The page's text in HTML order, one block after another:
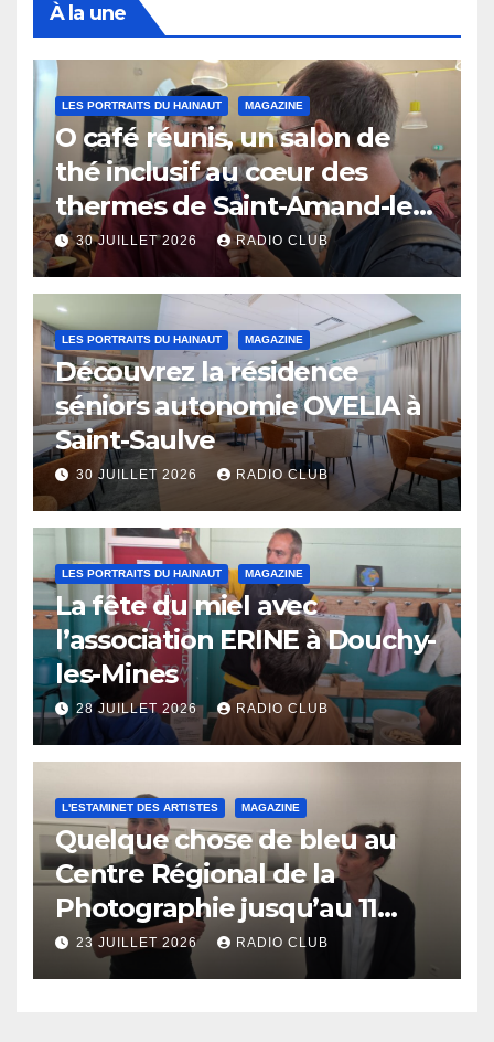
À la une
LES PORTRAITS DU HAINAUT MAGAZINE
O café réunis, un salon de
thé inclusif au cœur des
thermes de Saint-Amand-les-
Eaux
30 JUILLET 2026 RADIO CLUB
LES PORTRAITS DU HAINAUT MAGAZINE
Découvrez la résidence
séniors autonomie OVELIA à
Saint-Saulve
30 JUILLET 2026 RADIO CLUB
LES PORTRAITS DU HAINAUT MAGAZINE
La fête du miel avec
l’association ERINE à Douchy-
les-Mines
28 JUILLET 2026 RADIO CLUB
L'ESTAMINET DES ARTISTES MAGAZINE
Quelque chose de bleu au
Centre Régional de la
Photographie jusqu’au 11
octobre
23 JUILLET 2026 RADIO CLUB